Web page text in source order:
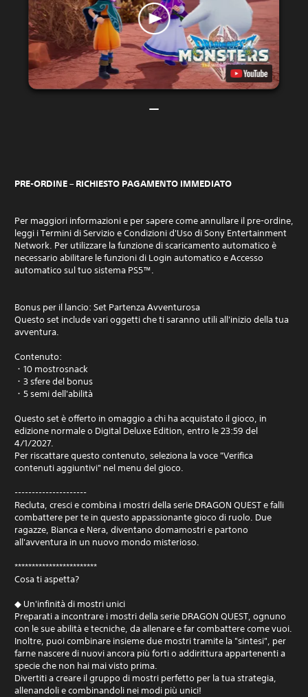
PRE-ORDINE – RICHIESTO PAGAMENTO IMMEDIATO
Per maggiori informazioni e per sapere come annullare il pre-ordine,
leggi i Termini di Servizio e Condizioni d'Uso di Sony Entertainment
Network. Per utilizzare la funzione di scaricamento automatico è
necessario abilitare le funzioni di Login automatico e Accesso
automatico sul tuo sistema PS5™.
Bonus per il lancio: Set Partenza Avventurosa
Questo set include vari oggetti che ti saranno utili all'inizio della tua
avventura.
Contenuto:
・10 mostrosnack
・3 sfere del bonus
・5 semi dell'abilità
Questo set è offerto in omaggio a chi ha acquistato il gioco, in
edizione normale o Digital Deluxe Edition, entro le 23:59 del
4/1/2027.
Per riscattare questo contenuto, seleziona la voce "Verifica
contenuti aggiuntivi" nel menu del gioco.
---------------------
Recluta, cresci e combina i mostri della serie DRAGON QUEST e falli
combattere per te in questo appassionante gioco di ruolo. Due
ragazze, Bianca e Nera, diventano domamostri e partono
all'avventura in un nuovo mondo misterioso.
************************
Cosa ti aspetta?
◆ Un'infinità di mostri unici
Preparati a incontrare i mostri della serie DRAGON QUEST, ognuno
con le sue abilità e tecniche, da allenare e far combattere come vuoi.
Inoltre, puoi combinare insieme due mostri tramite la "sintesi", per
farne nascere di nuovi ancora più forti o addirittura appartenenti a
specie che non hai mai visto prima.
Divertiti a creare il gruppo di mostri perfetto per la tua strategia,
allenandoli e combinandoli nei modi più unici!